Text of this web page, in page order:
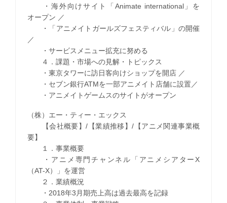
・海外向けサイト「Animate international」を
オープン ／
・「アニメイトガールズフェスティバル」の開催
／
・サービスメニュー拡充に努める
４．課題・市場への見解・トピックス
・東京タワーに訪日客向けショップを開店 ／
・セブン銀行ATMを一部アニメイト店舗に設置／
・アニメイトゲームスのサイトがオープン
（株）エー・ティー・エックス
【会社概要】/【業績推移】/【アニメ関連事業概
要】
１．事業概要
・アニメ専門チャンネル「アニメシアターX
（AT-X）」を運営
２．業績概況
・2018年3月期売上高は過去最高を記録